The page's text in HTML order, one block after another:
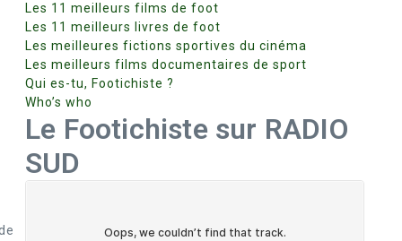
Les 11 meilleurs films de foot
Les 11 meilleurs livres de foot
Les meilleures fictions sportives du cinéma
Les meilleurs films documentaires de sport
Qui es-tu, Footichiste ?
Who’s who
Le Footichiste sur RADIO
SUD